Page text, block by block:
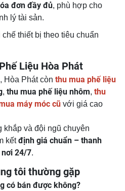
đơn đầy đủ, phù hợp cho
lý tài sản.
chế thiết bị theo tiêu chuẩn
Liệu Hòa Phát
, Hòa Phát còn thu mua phế liệu
, thu mua phế liệu nhôm, thu
máy móc cũ với giá cao
khắp và đội ngũ chuyên
kếtđịnh giá chuẩn – thanh
24/7.
tôi thường gặp
có bán được không?